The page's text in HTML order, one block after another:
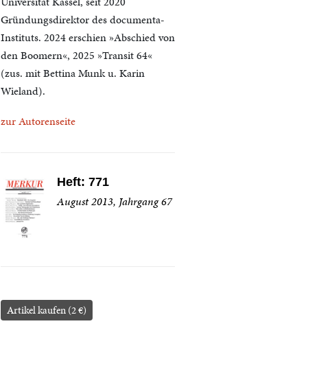
Gründungsdirektor des documenta-
Instituts. 2024 erschien »Abschied von
den Boomern«, 2025 »Transit 64«
(zus. mit Bettina Munk u. Karin
Wieland).
zur Autorenseite
Heft: 771
August 2013, Jahrgang 67
Artikel kaufen (2 €)